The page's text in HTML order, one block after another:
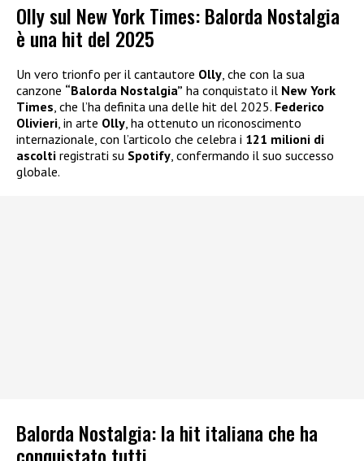
Olly sul New York Times: Balorda Nostalgia
è una hit del 2025
Un vero trionfo per il cantautore Olly, che con la sua
canzone “Balorda Nostalgia” ha conquistato il New York
Times, che l’ha definita una delle hit del 2025. Federico
Olivieri, in arte Olly, ha ottenuto un riconoscimento
internazionale, con l’articolo che celebra i 121 milioni di
ascolti registrati su Spotify, confermando il suo successo
globale.
Balorda Nostalgia: la hit italiana che ha